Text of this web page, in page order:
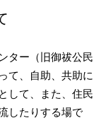
ター（旧御祓公民
て、自助、共助に
して、また、住民
したりする場で